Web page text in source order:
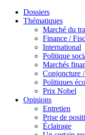
Dossiers
Thématiques
Marché du
Finance /
International
Politique
Marchés
Conjoncture
Politiques
Prix Nobel
Opinions
Entretien
Prise de
Éclairage